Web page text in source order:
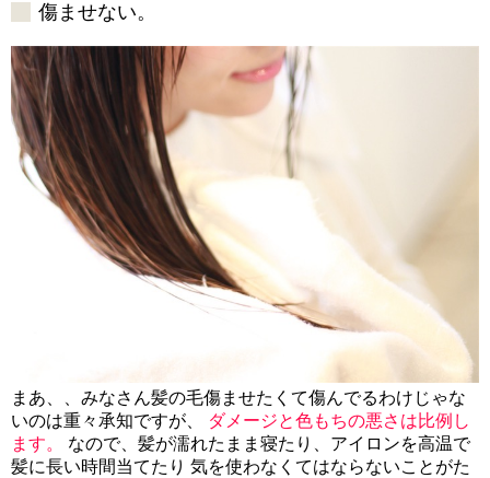
傷ませない。
まあ、、みなさん髪の毛傷ませたくて傷んでるわけじゃな
いのは重々承知ですが、
ダメージと色もちの悪さは比例し
ます。
なので、髪が濡れたまま寝たり、アイロンを高温で
髪に長い時間当てたり 気を使わなくてはならないことがた